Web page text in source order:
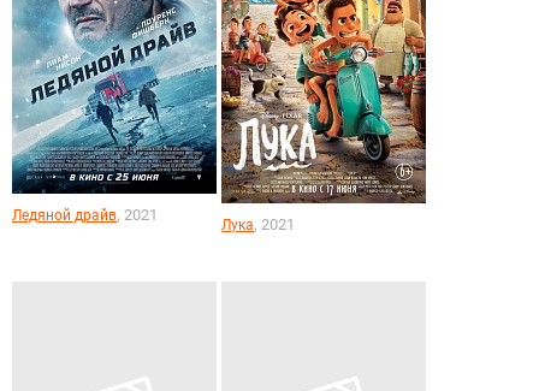
Ледяной драйв, 2021
Лука, 2021